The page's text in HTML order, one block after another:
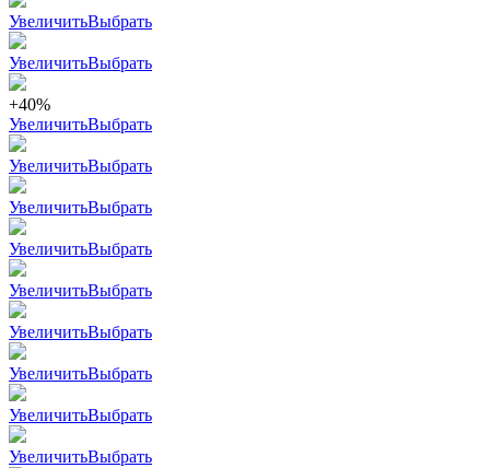
УвеличитьВыбрать
УвеличитьВыбрать
+40%
УвеличитьВыбрать
УвеличитьВыбрать
УвеличитьВыбрать
УвеличитьВыбрать
УвеличитьВыбрать
УвеличитьВыбрать
УвеличитьВыбрать
УвеличитьВыбрать
УвеличитьВыбрать